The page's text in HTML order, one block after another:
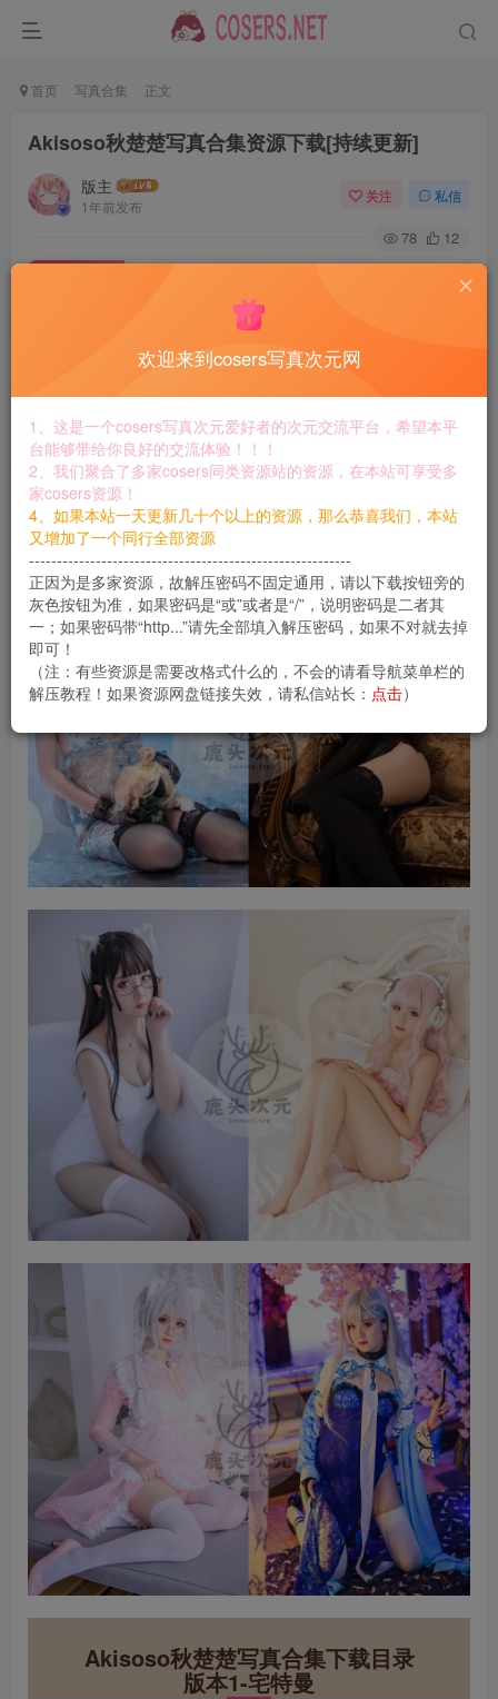
首页 写真合集 正文
Akisoso秋楚楚写真合集资源下载[持续更新]
版主
1年前发布
关注 私信
78 12
Akisoso秋楚楚写真合集资源下载[持续更新]
此内容为付费资源，请付费后查看
8.8
黄金会员免费 钻石会员 免费
立即购买
您当前未登录！建议登陆后购买，可保存购买订单
付费资源
Akisoso秋楚楚写真合集下载目录
版本1-宅特曼
欢迎来到cosers写真次元网
1、这是一个cosers写真次元爱好者的次元交流平台，希望本平
台能够带给你良好的交流体验！！！
2、我们聚合了多家cosers同类资源站的资源，在本站可享受多
家cosers资源！
4、如果本站一天更新几十个以上的资源，那么恭喜我们，本站
又增加了一个同行全部资源
----------------------------------------------------------
正因为是多家资源，故解压密码不固定通用，请以下载按钮旁的
灰色按钮为准，如果密码是“或”或者是“/”，说明密码是二者其
一；如果密码带“http...”请先全部填入解压密码，如果不对就去掉
即可！
（注：有些资源是需要改格式什么的，不会的请看导航菜单栏的
解压教程！如果资源网盘链接失效，请私信站长： 点击）